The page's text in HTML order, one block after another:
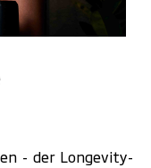
- der Longevity-